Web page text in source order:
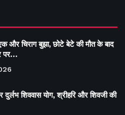
और चिराग बुझा, छोटे बेटे की मौत के बाद
पर…
दुर्लभ शिववास योग, श्रीहरि और शिवजी की